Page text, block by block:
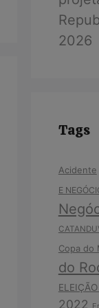
2026
Tags
Acidente
E
Copa do
do
2022